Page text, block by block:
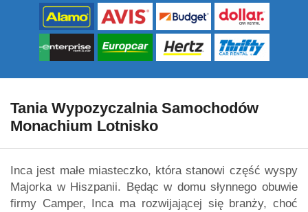
Tania Wypozyczalnia Samochodów
Monachium Lotnisko
Inca jest małe miasteczko, która stanowi część wyspy
Majorka w Hiszpanii. Będąc w domu słynnego obuwie
firmy Camper, Inca ma rozwijającej się branży, choć